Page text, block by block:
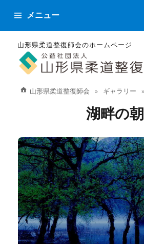
山形県柔道整復師会のホームページ
メニュー
山形県柔道整復師会 ギャラリー
湖畔の朝